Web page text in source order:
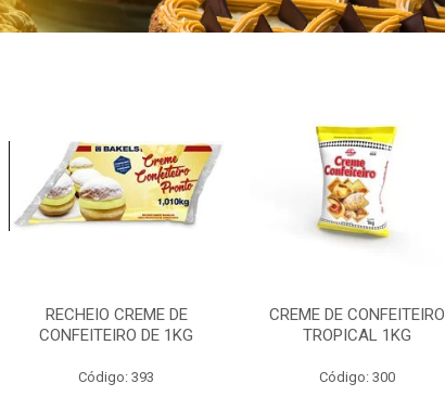
RECHEIO CREME DE
CONFEITEIRO DE 1KG
Código: 393
CREME DE CONFEITEIRO
TROPICAL 1KG
Código: 300